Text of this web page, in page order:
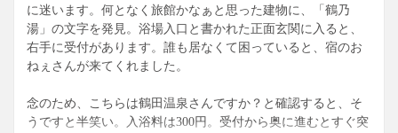
に迷います。何となく旅館かなぁと思った建物に、「鶴乃
湯」の文字を発見。浴場入口と書かれた正面玄関に入ると、
右手に受付があります。誰も居なくて困っていると、宿のお
ねぇさんが来てくれました。
念のため、こちらは鶴田温泉さんですか？と確認すると、そ
うですと半笑い。入浴料は300円。受付から奥に進むとすぐ突